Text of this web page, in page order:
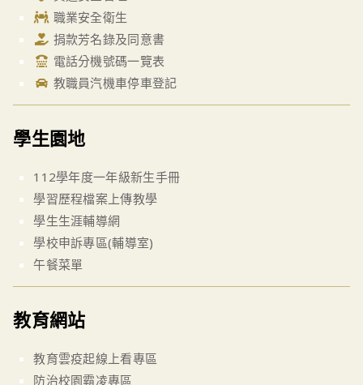
職業安全衛生
捐款芳名錄及同意書
電話分機號碼一覽表
教職員汽機車停車登記
學生園地
112學年度一年級新生手冊
學習歷程檔案上傳教學
學生生涯輔導網
學校申訴專區(輔導室)
午餐菜單
教育網站
教育雲疫起線上看專區
防治校園霸凌專區